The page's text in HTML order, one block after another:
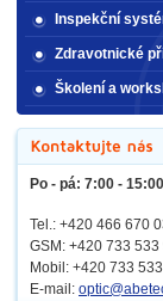
Inspekční
Zdravotnické
Školení a
Po - pá: 7:00 -
Tel.: +420 466 670
GSM: +420 733 533
Mobil: +420 733
E-mail: